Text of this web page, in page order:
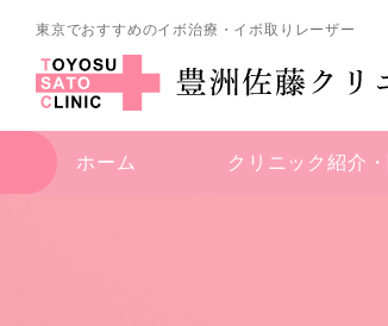
東京でおすすめのイボ治療・イボ取りレーザー
ホーム クリニック紹介・